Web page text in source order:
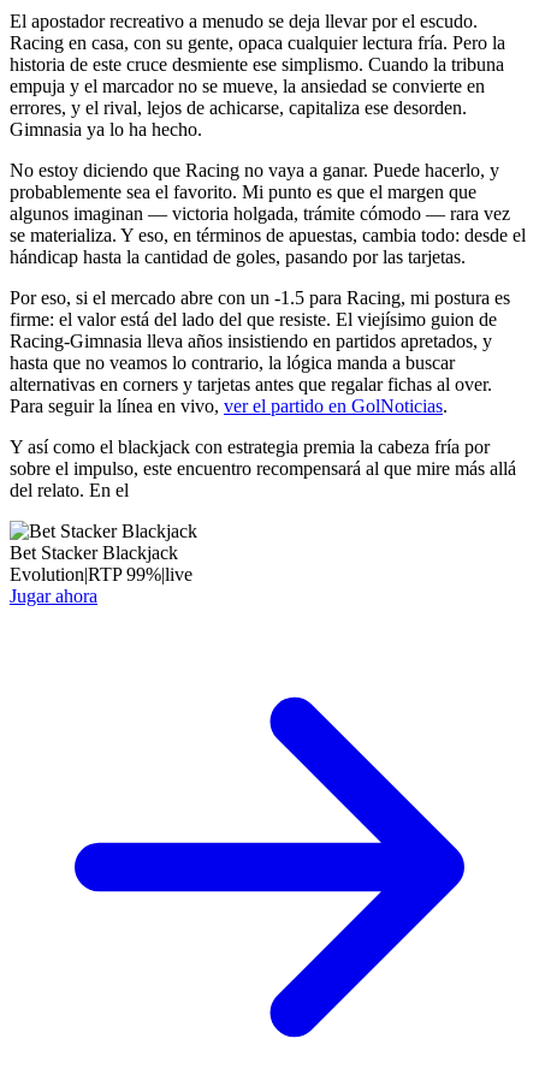
El apostador recreativo a menudo se deja llevar por el escudo.
Racing en casa, con su gente, opaca cualquier lectura fría. Pero la
historia de este cruce desmiente ese simplismo. Cuando la tribuna
empuja y el marcador no se mueve, la ansiedad se convierte en
errores, y el rival, lejos de achicarse, capitaliza ese desorden.
Gimnasia ya lo ha hecho.
No estoy diciendo que Racing no vaya a ganar. Puede hacerlo, y
probablemente sea el favorito. Mi punto es que el margen que
algunos imaginan — victoria holgada, trámite cómodo — rara vez
se materializa. Y eso, en términos de apuestas, cambia todo: desde el
hándicap hasta la cantidad de goles, pasando por las tarjetas.
Por eso, si el mercado abre con un -1.5 para Racing, mi postura es
firme: el valor está del lado del que resiste. El viejísimo guion de
Racing-Gimnasia lleva años insistiendo en partidos apretados, y
hasta que no veamos lo contrario, la lógica manda a buscar
alternativas en corners y tarjetas antes que regalar fichas al over.
Para seguir la línea en vivo, ver el partido en GolNoticias.
Y así como el blackjack con estrategia premia la cabeza fría por
sobre el impulso, este encuentro recompensará al que mire más allá
del relato. En el
Bet Stacker Blackjack
Evolution|RTP99%|live
Jugar ahora